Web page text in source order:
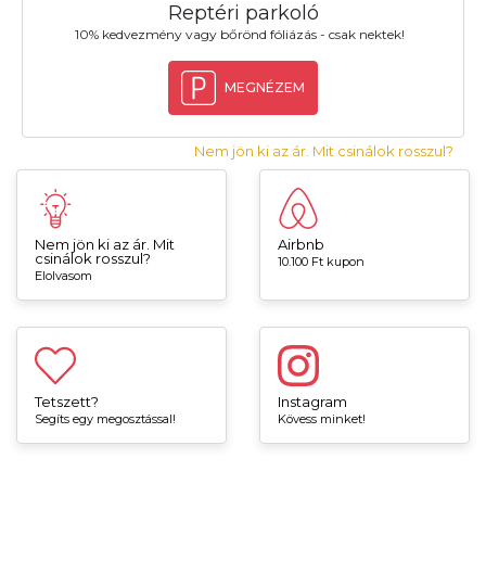
Reptéri parkoló
10% kedvezmény vagy bőrönd fóliázás - csak nektek!
MEGNÉZEM
Nem jön ki az ár. Mit csinálok rosszul?
Nem jön ki az ár. Mit
csinálok rosszul?
Elolvasom
Airbnb
10.100 Ft kupon
Tetszett?
Segíts egy megosztással!
Instagram
Kövess minket!